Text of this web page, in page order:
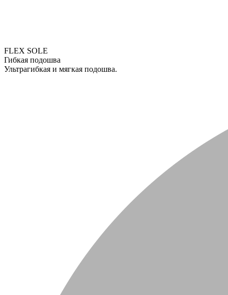
FLEX SOLE
Гибкая подошва
Ультрагибкая и мягкая подошва.